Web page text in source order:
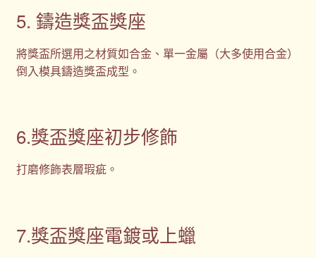
5. 鑄造獎盃獎座
將獎盃所選用之材質如合金、單一金屬（大多使用合金）
倒入模具鑄造獎盃成型。
6.獎盃獎座初步修飾
打磨修飾表層瑕疵。
7.獎盃獎座電鍍或上蠟